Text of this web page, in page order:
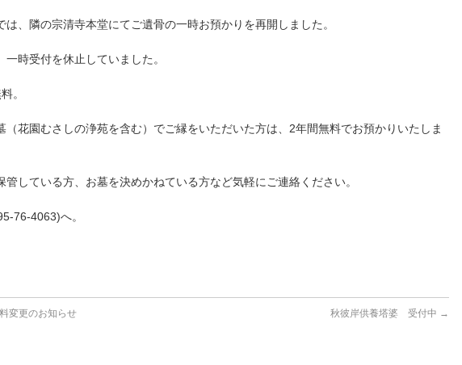
は、隣の宗清寺本堂にてご遺骨の一時お預かりを再開しました。
一時受付を休止していました。
。
（花園むさしの浄苑を含む）でご縁をいただいた方は、2年間無料でお預かりいたしま
管している方、お墓を決めかねている方など気軽にご連絡ください。
76-4063)へ。
変更のお知らせ 秋彼岸供養塔婆 受付中 →